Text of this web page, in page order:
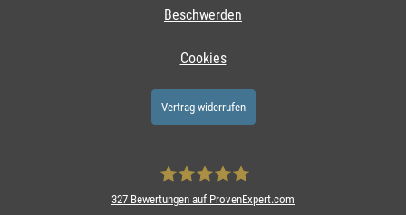
Beschwerden
Cookies
Vertrag widerrufen
327 Bewertungen auf ProvenExpert.com